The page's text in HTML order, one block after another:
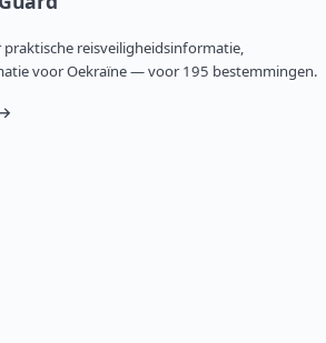
reisveiligheidsinformatie,
voor Oekraïne — voor 195 bestemmingen.